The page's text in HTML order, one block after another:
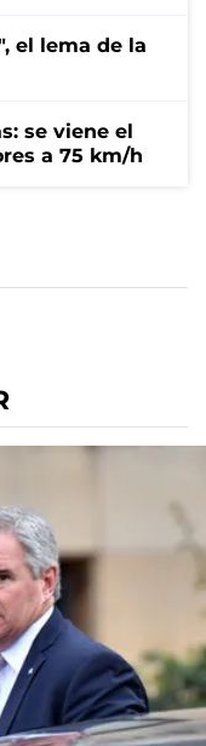
el lema de la
se viene el
a 75 km/h